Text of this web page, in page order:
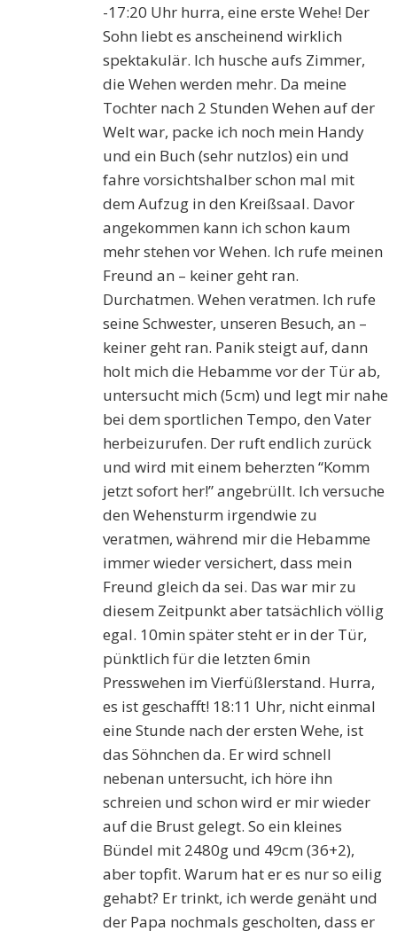
-17:20 Uhr hurra, eine erste Wehe! Der
Sohn liebt es anscheinend wirklich
spektakulär. Ich husche aufs Zimmer,
die Wehen werden mehr. Da meine
Tochter nach 2 Stunden Wehen auf der
Welt war, packe ich noch mein Handy
und ein Buch (sehr nutzlos) ein und
fahre vorsichtshalber schon mal mit
dem Aufzug in den Kreißsaal. Davor
angekommen kann ich schon kaum
mehr stehen vor Wehen. Ich rufe meinen
Freund an – keiner geht ran.
Durchatmen. Wehen veratmen. Ich rufe
seine Schwester, unseren Besuch, an –
keiner geht ran. Panik steigt auf, dann
holt mich die Hebamme vor der Tür ab,
untersucht mich (5cm) und legt mir nahe
bei dem sportlichen Tempo, den Vater
herbeizurufen. Der ruft endlich zurück
und wird mit einem beherzten “Komm
jetzt sofort her!” angebrüllt. Ich versuche
den Wehensturm irgendwie zu
veratmen, während mir die Hebamme
immer wieder versichert, dass mein
Freund gleich da sei. Das war mir zu
diesem Zeitpunkt aber tatsächlich völlig
egal. 10min später steht er in der Tür,
pünktlich für die letzten 6min
Presswehen im Vierfüßlerstand. Hurra,
es ist geschafft! 18:11 Uhr, nicht einmal
eine Stunde nach der ersten Wehe, ist
das Söhnchen da. Er wird schnell
nebenan untersucht, ich höre ihn
schreien und schon wird er mir wieder
auf die Brust gelegt. So ein kleines
Bündel mit 2480g und 49cm (36+2),
aber topfit. Warum hat er es nur so eilig
gehabt? Er trinkt, ich werde genäht und
der Papa nochmals gescholten, dass er